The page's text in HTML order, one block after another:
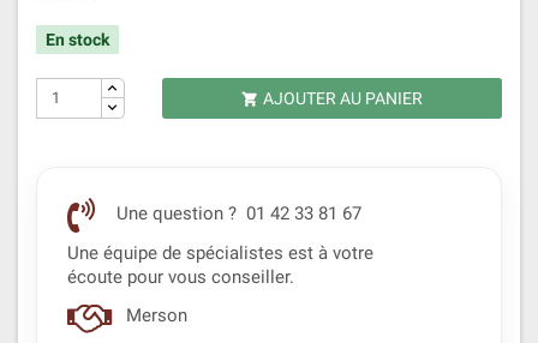
En stock
 AJOUTER AU PANIER
Une question ? 01 42 33 81 67
Une équipe de spécialistes est à votre
écoute pour vous conseiller.
Merson